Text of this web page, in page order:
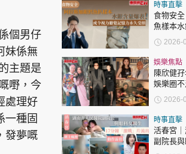
個男仔
妹係無
主題是
嘢，今
處理好
一種固
發夢嘅
時事直擊
食物安
魚樣本
令視力
損
2026-
娛樂焦點
陳欣健孖
娛樂圈不
「爺孫
達51歲
基謝賢
2026-
時事直擊
活春宮
副院長
分鐘「